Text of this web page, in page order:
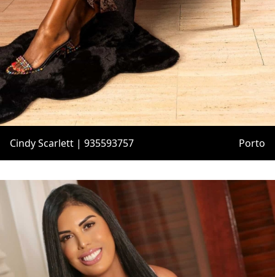
Cindy Scarlett | 935593757 Porto